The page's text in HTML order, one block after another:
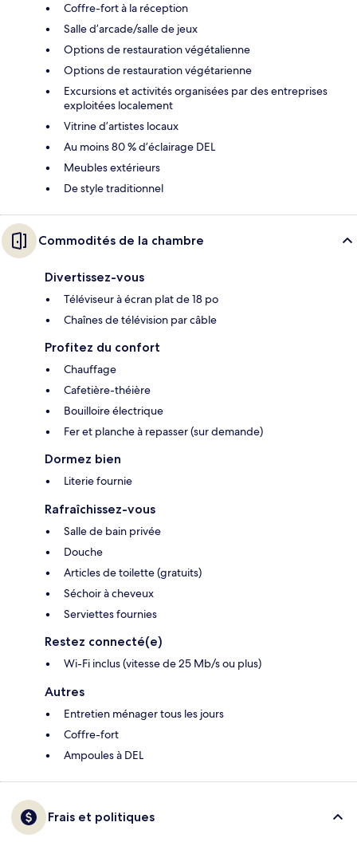
Coffre-fort à la réception
Salle d’arcade/salle de jeux
Options de restauration végétalienne
Options de restauration végétarienne
Excursions et activités organisées par des entreprises
exploitées localement
Vitrine d’artistes locaux
Au moins 80 % d’éclairage DEL
Meubles extérieurs
De style traditionnel
Commodités de la chambre
Divertissez-vous
Téléviseur à écran plat de 18 po
Chaînes de télévision par câble
Profitez du confort
Chauffage
Cafetière-théière
Bouilloire électrique
Fer et planche à repasser (sur demande)
Dormez bien
Literie fournie
Rafraîchissez-vous
Salle de bain privée
Douche
Articles de toilette (gratuits)
Séchoir à cheveux
Serviettes fournies
Restez connecté(e)
Wi-Fi inclus (vitesse de 25 Mb/s ou plus)
Autres
Entretien ménager tous les jours
Coffre-fort
Ampoules à DEL
Frais et politiques